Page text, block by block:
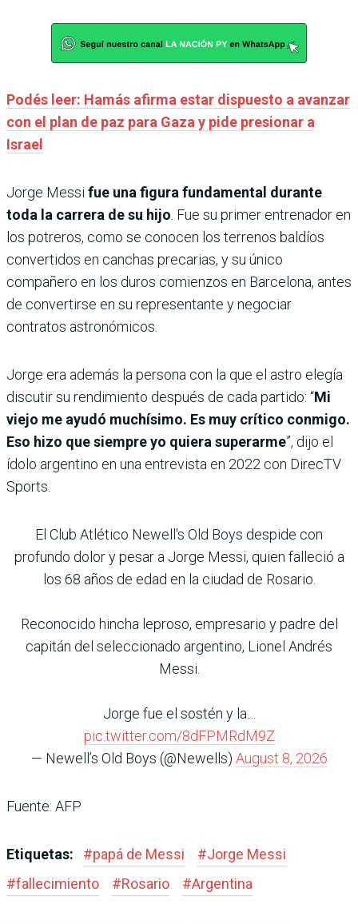
Podés leer: Hamás afirma estar dispuesto a avanzar
con el plan de paz para Gaza y pide presionar a
Israel
Jorge Messi fue una figura fundamental durante
toda la carrera de su hijo . Fue su primer entrenador en
los potreros, como se conocen los terrenos baldíos
convertidos en canchas precarias, y su único
compañero en los duros comienzos en Barcelona, antes
de convertirse en su representante y negociar
contratos astronómicos.
Jorge era además la persona con la que el astro elegía
discutir su rendimiento después de cada partido: “Mi
viejo me ayudó muchísimo. Es muy crítico conmigo.
Eso hizo que siempre yo quiera superarme”, dijo el
ídolo argentino en una entrevista en 2022 con DirecTV
Sports.
El Club Atlético Newell's Old Boys despide con
profundo dolor y pesar a Jorge Messi, quien falleció a
los 68 años de edad en la ciudad de Rosario.
Reconocido hincha leproso, empresario y padre del
capitán del seleccionado argentino, Lionel Andrés
Messi.
Jorge fue el sostén y la…
pic.twitter.com/8dFPMRdM9Z
— Newell’s Old Boys (@Newells) August 8, 2026
Fuente: AFP
Etiquetas: #papá de Messi #Jorge Messi
#fallecimiento #Rosario #Argentina